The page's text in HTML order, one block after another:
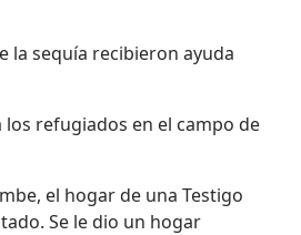
la sequía recibieron ayuda
los refugiados en el campo de
el hogar de una Testigo
Se le dio un hogar